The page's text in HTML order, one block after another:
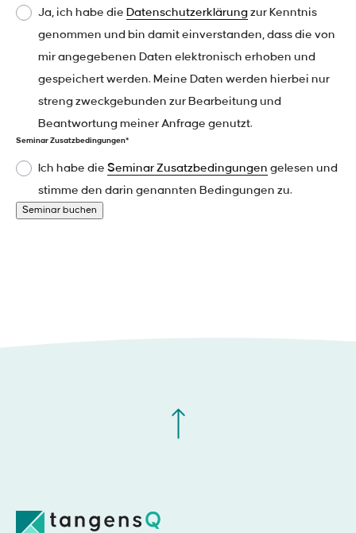
Ja, ich habe die Datenschutzerklärung zur Kenntnis
genommen und bin damit einverstanden, dass die von
mir angegebenen Daten elektronisch erhoben und
gespeichert werden. Meine Daten werden hierbei nur
streng zweckgebunden zur Bearbeitung und
Beantwortung meiner Anfrage genutzt.
Seminar Zusatzbedingungen*
Ich habe die Seminar Zusatzbedingungen gelesen und
stimme den darin genannten Bedingungen zu.
Seminar buchen